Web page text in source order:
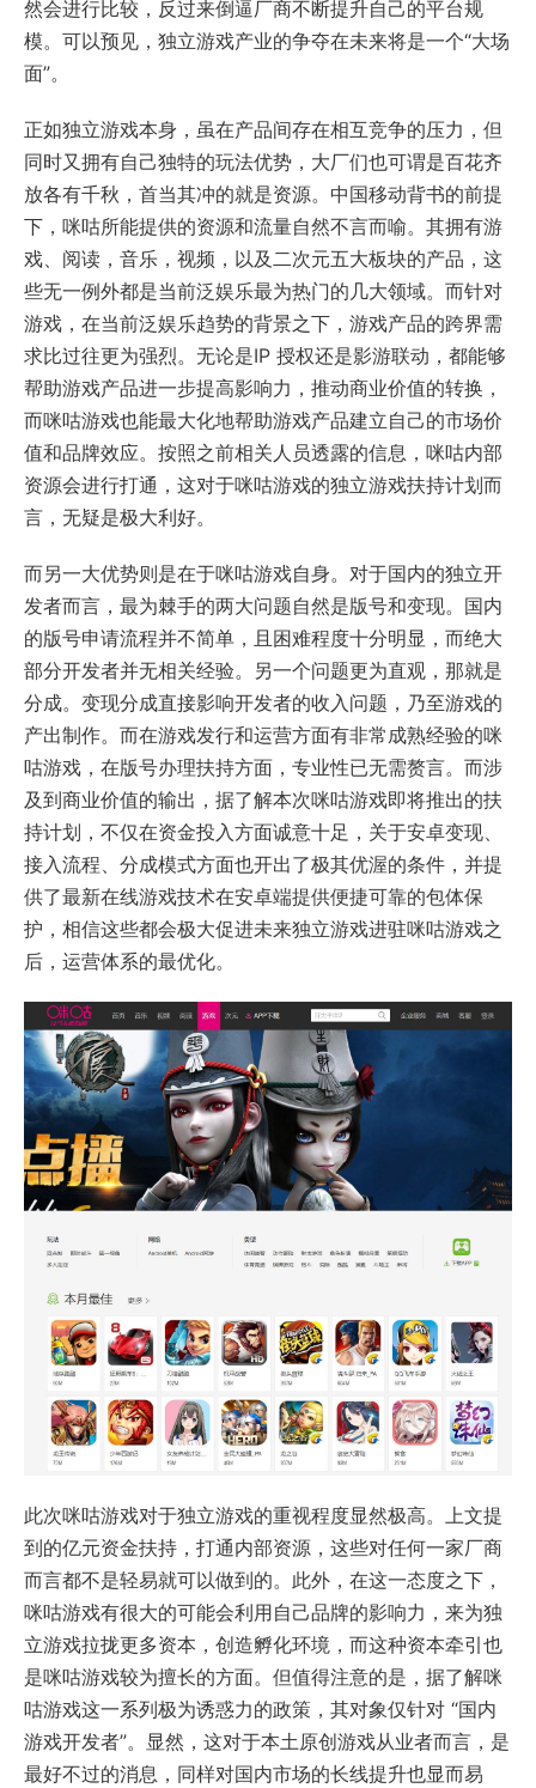
然会进行比较，反过来倒逼厂商不断提升自己的平台规
模。可以预见，独立游戏产业的争夺在未来将是一个“大场
面”。
正如独立游戏本身，虽在产品间存在相互竞争的压力，但
同时又拥有自己独特的玩法优势，大厂们也可谓是百花齐
放各有千秋，首当其冲的就是资源。中国移动背书的前提
下，咪咕所能提供的资源和流量自然不言而喻。其拥有游
戏、阅读，音乐，视频，以及二次元五大板块的产品，这
些无一例外都是当前泛娱乐最为热门的几大领域。而针对
游戏，在当前泛娱乐趋势的背景之下，游戏产品的跨界需
求比过往更为强烈。无论是IP 授权还是影游联动，都能够
帮助游戏产品进一步提高影响力，推动商业价值的转换，
而咪咕游戏也能最大化地帮助游戏产品建立自己的市场价
值和品牌效应。按照之前相关人员透露的信息，咪咕内部
资源会进行打通，这对于咪咕游戏的独立游戏扶持计划而
言，无疑是极大利好。
而另一大优势则是在于咪咕游戏自身。对于国内的独立开
发者而言，最为棘手的两大问题自然是版号和变现。国内
的版号申请流程并不简单，且困难程度十分明显，而绝大
部分开发者并无相关经验。另一个问题更为直观，那就是
分成。变现分成直接影响开发者的收入问题，乃至游戏的
产出制作。而在游戏发行和运营方面有非常成熟经验的咪
咕游戏，在版号办理扶持方面，专业性已无需赘言。而涉
及到商业价值的输出，据了解本次咪咕游戏即将推出的扶
持计划，不仅在资金投入方面诚意十足，关于安卓变现、
接入流程、分成模式方面也开出了极其优渥的条件，并提
供了最新在线游戏技术在安卓端提供便捷可靠的包体保
护，相信这些都会极大促进未来独立游戏进驻咪咕游戏之
后，运营体系的最优化。
此次咪咕游戏对于独立游戏的重视程度显然极高。上文提
到的亿元资金扶持，打通内部资源，这些对任何一家厂商
而言都不是轻易就可以做到的。此外，在这一态度之下，
咪咕游戏有很大的可能会利用自己品牌的影响力，来为独
立游戏拉拢更多资本，创造孵化环境，而这种资本牵引也
是咪咕游戏较为擅长的方面。但值得注意的是，据了解咪
咕游戏这一系列极为诱惑力的政策，其对象仅针对 “国内
游戏开发者”。显然，这对于本土原创游戏从业者而言，是
最好不过的消息，同样对国内市场的长线提升也显而易